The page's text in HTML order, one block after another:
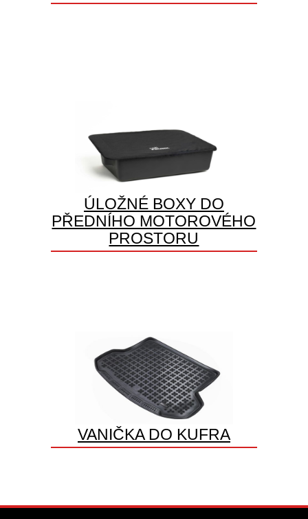
ÚLOŽNÉ BOXY DO
PŘEDNÍHO MOTOROVÉHO
PROSTORU
VANIČKA DO KUFRA